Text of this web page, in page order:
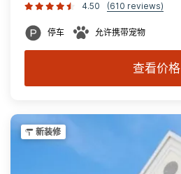
4.50 (610 reviews)
停车 允许携带宠物
查看价格
新装修